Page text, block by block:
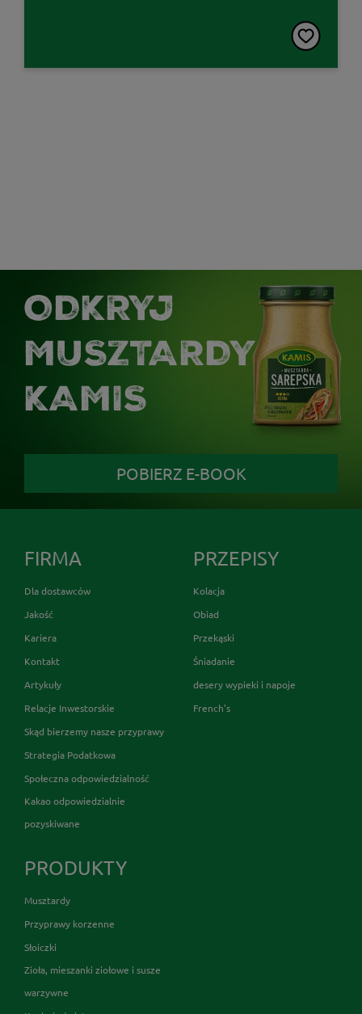
ODKRYJ
MUSZTARDY
KAMIS
POBIERZ E-BOOK
FIRMA
Dla dostawców
Jakość
Kariera
Kontakt
Artykuły
Relacje Inwestorskie
Skąd bierzemy nasze przyprawy
Strategia Podatkowa
Społeczna odpowiedzialność
Kakao odpowiedzialnie
pozyskiwane
PRZEPISY
Kolacja
Obiad
Przekąski
Śniadanie
desery wypieki i napoje
French's
PRODUKTY
Musztardy
Przyprawy korzenne
Słoiczki
Zioła, mieszanki ziołowe i susze
warzywne